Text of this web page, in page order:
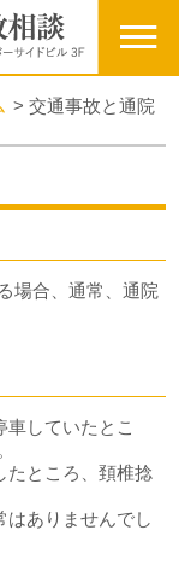
>交通事故と通院
場合、通常、通院
していたとこ
たところ、頚椎捻
はありませんでし